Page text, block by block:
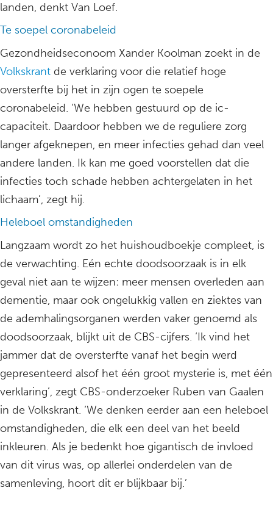
landen, denkt Van Loef.
Te soepel coronabeleid
Gezondheidseconoom Xander Koolman zoekt in de
Volkskrant de verklaring voor die relatief hoge
oversterfte bij het in zijn ogen te soepele
coronabeleid. ‘We hebben gestuurd op de ic-
capaciteit. Daardoor hebben we de reguliere zorg
langer afgeknepen, en meer infecties gehad dan veel
andere landen. Ik kan me goed voorstellen dat die
infecties toch schade hebben achtergelaten in het
lichaam’, zegt hij.
Heleboel omstandigheden
Langzaam wordt zo het huishoudboekje compleet, is
de verwachting. Eén echte doodsoorzaak is in elk
geval niet aan te wijzen: meer mensen overleden aan
dementie, maar ook ongelukkig vallen en ziektes van
de ademhalingsorganen werden vaker genoemd als
doodsoorzaak, blijkt uit de CBS-cijfers. ‘Ik vind het
jammer dat de oversterfte vanaf het begin werd
gepresenteerd alsof het één groot mysterie is, met één
verklaring’, zegt CBS-onderzoeker Ruben van Gaalen
in de Volkskrant. ‘We denken eerder aan een heleboel
omstandigheden, die elk een deel van het beeld
inkleuren. Als je bedenkt hoe gigantisch de invloed
van dit virus was, op allerlei onderdelen van de
samenleving, hoort dit er blijkbaar bij.’